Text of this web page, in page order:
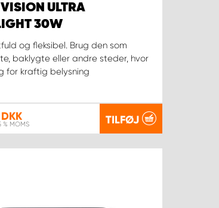
ULTRA
30W
og fleksibel. Brug den som
baklygte eller andre steder, hvor
for kraftig belysning
DKK
% MOMS TILFØJ